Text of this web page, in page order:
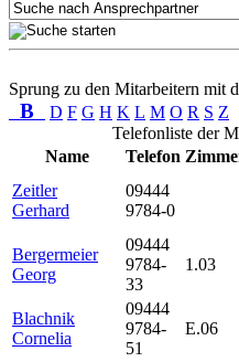
Sprung zu den Mitarbeitern mit
B D F G H K L M O R S Z
Telefonliste der
Name
Telefon
Zeitler
Gerhard
09444
9784-0
Bergermeier
Georg
09444
9784-
33
1.03
Blachnik
Cornelia
09444
9784-
51
E.06